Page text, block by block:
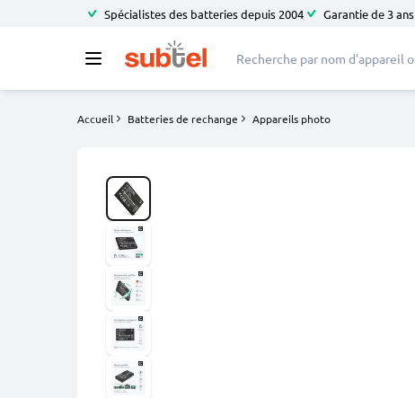
Spécialistes des batteries depuis 2004 Garantie de 3 ans
Accueil Batteries de rechange Appareils photo